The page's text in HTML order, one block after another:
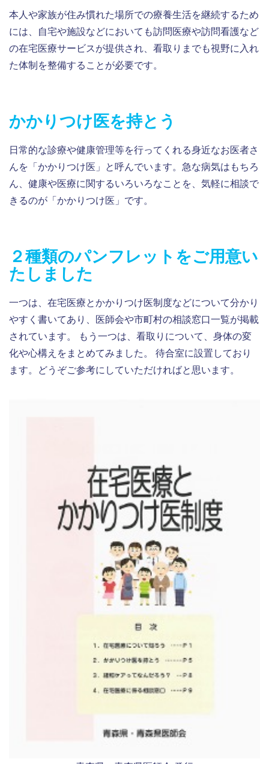
本人や家族が住み慣れた場所での療養生活を継続するため
には、自宅や施設などにおいても訪問医療や訪問看護など
の在宅医療サービスが提供され、看取りまでも視野に入れ
た体制を整備することが必要です。
かかりつけ医を持とう
日常的な診療や健康管理等を行ってくれる身近なお医者さ
んを「かかりつけ医」と呼んでいます。急な病気はもちろ
ん、健康や医療に関するいろいろなことを、気軽に相談で
きるのが「かかりつけ医」です。
２種類のパンフレットをご用意い
たしました
一つは、在宅医療とかかりつけ医制度などについて分かり
やすく書いてあり、医師会や市町村の相談窓口一覧が掲載
されています。 もう一つは、看取りについて、身体の変
化や心構えをまとめてみました。 待合室に設置しており
ます。どうぞご参考にしていただければと思います。